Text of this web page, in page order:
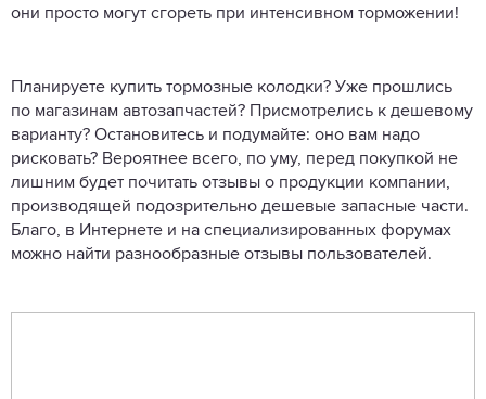
они просто могут сгореть при интенсивном торможении!
Планируете купить тормозные колодки? Уже прошлись
по магазинам автозапчастей? Присмотрелись к дешевому
варианту? Остановитесь и подумайте: оно вам надо
рисковать? Вероятнее всего, по уму, перед покупкой не
лишним будет почитать отзывы о продукции компании,
производящей подозрительно дешевые запасные части.
Благо, в Интернете и на специализированных форумах
можно найти разнообразные отзывы пользователей.